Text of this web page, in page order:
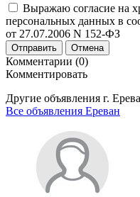
Выражаю согласие на
персональных данных в
от 27.07.2006 N 152-ФЗ
Отправить Отмена
Комментарии (0)
Комментировать
Другие объявления г.
Все объявления Ереван